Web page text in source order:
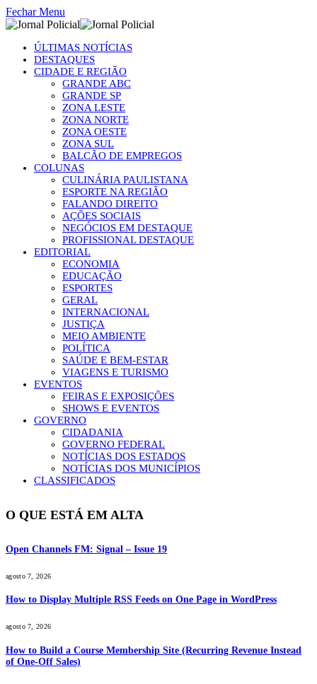
Fechar Menu
ÚLTIMAS NOTÍCIAS
DESTAQUES
CIDADE E REGIÃO
GRANDE ABC
GRANDE SP
ZONA LESTE
ZONA NORTE
ZONA OESTE
ZONA SUL
BALCÃO DE EMPREGOS
COLUNAS
CULINÁRIA PAULISTANA
ESPORTE NA REGIÃO
FALANDO DIREITO
AÇÕES SOCIAIS
NEGÓCIOS EM DESTAQUE
PROFISSIONAL DESTAQUE
EDITORIAL
ECONOMIA
EDUCAÇÃO
ESPORTES
GERAL
INTERNACIONAL
JUSTIÇA
MEIO AMBIENTE
POLÍTICA
SAÚDE E BEM-ESTAR
VIAGENS E TURISMO
EVENTOS
FEIRAS E EXPOSIÇÕES
SHOWS E EVENTOS
GOVERNO
CIDADANIA
GOVERNO FEDERAL
NOTÍCIAS DOS ESTADOS
NOTÍCIAS DOS MUNICÍPIOS
CLASSIFICADOS
O QUE ESTÁ EM ALTA
Open Channels FM: Signal – Issue 19
agosto 7, 2026
How to Display Multiple RSS Feeds on One Page in WordPress
agosto 7, 2026
How to Build a Course Membership Site (Recurring Revenue Instead
of One-Off Sales)